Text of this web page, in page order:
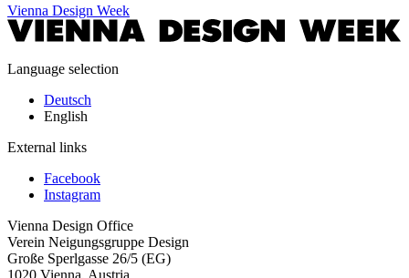
Vienna Design Week
Language selection
Deutsch
English
External links
Facebook
Instagram
Vienna Design Office
Verein Neigungsgruppe Design
Große Sperlgasse 26/5 (EG)